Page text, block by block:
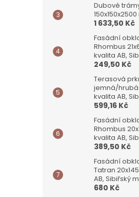
Dubové
1 633,50 Kč
Fasádní
Rhombus
kvalita AB,
249,50 Kč
Terasová
jemná/hrubá
kvalita AB,
599,16 Kč
Fasádní
Rhombus
kvalita AB,
389,50 Kč
Fasádní
Tatran
AB, Sibiřský
680 Kč